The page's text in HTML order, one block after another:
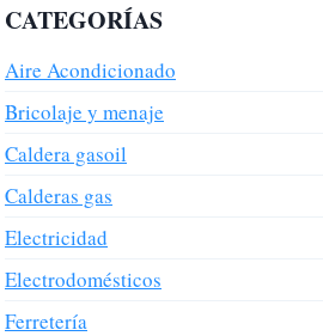
CATEGORÍAS
Aire Acondicionado
Bricolaje y menaje
Caldera gasoil
Calderas gas
Electricidad
Electrodomésticos
Ferretería